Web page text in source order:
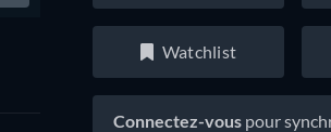
Watchlist
Connectez-vous pour